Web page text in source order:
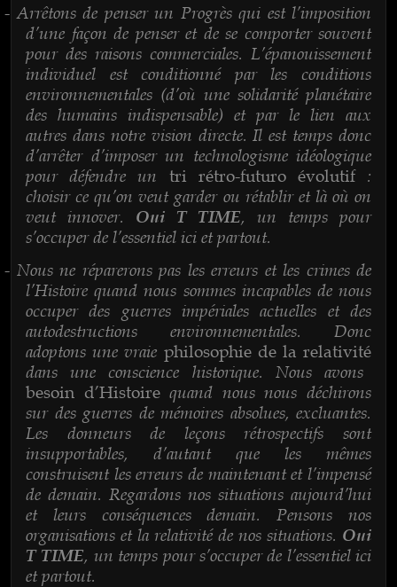
- Arrêtons de penser un Progrès qui est l’imposition
d’une façon de penser et de se comporter souvent
pour des raisons commerciales. L’épanouissement
individuel est conditionné par les conditions
environnementales (d’où une solidarité planétaire
des humains indispensable) et par le lien aux
autres dans notre vision directe. Il est temps donc
d’arrêter d’imposer un technologisme idéologique
pour défendre un tri rétro-futuro évolutif:
choisir ce qu’on veut garder ou rétablir et là où on
veut innover. Oui T TIME, un temps pour
s’occuper de l’essentiel ici et partout.
- Nous ne réparerons pas les erreurs et les crimes de
l’Histoire quand nous sommes incapables de nous
occuper des guerres impériales actuelles et des
autodestructions environnementales. Donc
adoptons une vraie philosophie de la relativité
dans une conscience historique. Nous avons
besoin d’Histoirequand nous nous déchirons
sur des guerres de mémoires absolues, excluantes.
Les donneurs de leçons rétrospectifs sont
insupportables, d’autant que les mêmes
construisent les erreurs de maintenant et l’impensé
de demain. Regardons nos situations aujourd’hui
et leurs conséquences demain. Pensons nos
organisations et la relativité de nos situations. Oui
T TIME, un temps pour s’occuper de l’essentiel ici
et partout.